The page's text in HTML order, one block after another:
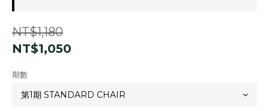
NT$1,180
NT$1,050
期數